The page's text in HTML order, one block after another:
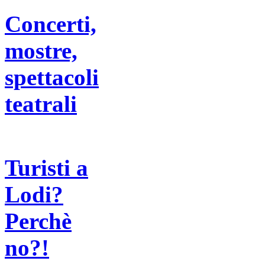
Concerti,
mostre,
spettacoli
teatrali
Turisti a
Lodi?
Perchè
no?!